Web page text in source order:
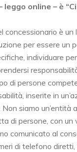
leggo online – è
concessionario è un
per essere un
individuare
di persone
inserite in
siamo un’entità
di persone, con un
comunicato al
di telefono diretti,